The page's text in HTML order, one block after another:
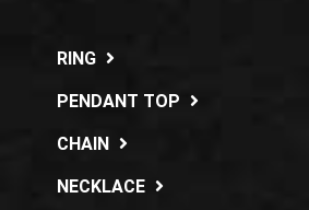
RING
PENDANT TOP
CHAIN
NECKLACE